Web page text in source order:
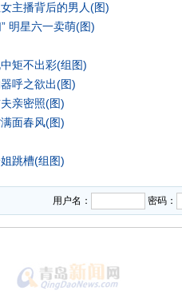
主播背后的男人(图)
明星六一卖萌(图)
矩不出彩(组图)
呼之欲出(图)
亲密照(图)
面春风(图)
跳槽(组图)
用户名： 密码：